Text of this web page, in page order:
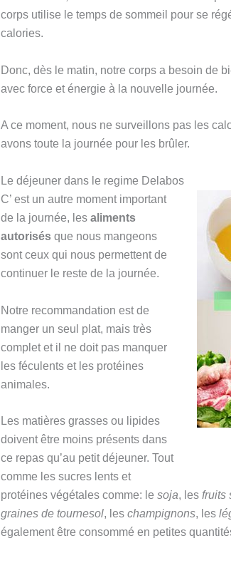
corps utilise le temps de sommeil pour se
calories.
Donc, dès le matin, notre corps a besoin de
avec force et énergie à la nouvelle journée.
A ce moment, nous ne surveillons pas les
avons toute la journée pour les brûler.
Le déjeuner dans le regime Delabos
C’ est un autre moment important
de la journée, les aliments
autorisésque nous mangeons
sont ceux qui nous permettent de
continuer le reste de la journée.
Notre recommandation est de
manger un seul plat, mais très
complet et il ne doit pas manquer
les féculents et les protéines
animales.
Les matières grasses ou lipides
doivent être moins présents dans
ce repas qu’au petit déjeuner. Tout
comme les sucres lents et
protéines végétales comme: le soja, les fruits
graines de tournesol, les champignons, les l
également être consommé en petites